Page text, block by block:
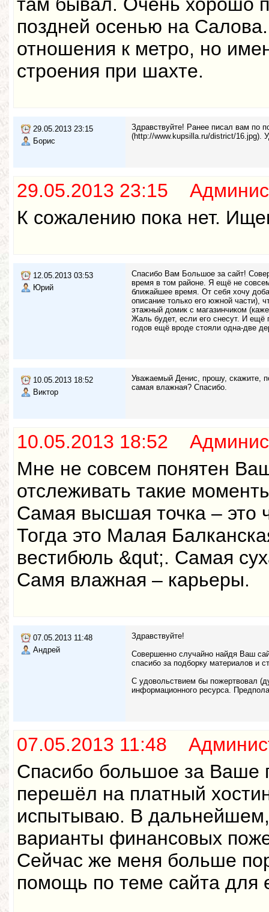
поздней осенью на
отношения к метро, но
строения при шахте.
29.05.2013 23:15
Борис
Здравствуйте! Ранее писал вам по
(http://www.kupsilla.ru/district/16.jpg).
29.05.2013 23:15
К сожалению пока нет.
12.05.2013 03:53
Юрий
Спасибо Вам Большое за сайт!
время в том районе. Я ещё не
ближайшее время. От себя хочу
описание только его южной части),
этажный домик с магазинчиком
Жаль будет, если его снесут. И ещё
годов ещё вроде стояли одна-две
10.05.2013 18:52
Виктор
Уважаемый Денис, прошу, скажите,
самая влажная? Спасибо.
10.05.2013 18:52
Мне не совсем понятен
отслеживать такие
Самая высшая точка – это
Тогда это Малая
вестибюль &qut;. Самая
Самя влажная – карьеры.
07.05.2013 11:48
Андрей
Здравствуйте!
Совершенно случайно найдя Ваш
спасибо за подборку материалов и
С удовольствием бы пожертвовал
информационного ресурса.
07.05.2013 11:48
Спасибо большое за Ваше
перешёл на платный
испытываю. В
варианты финансовых
Сейчас же меня больше
помощь по теме сайта для